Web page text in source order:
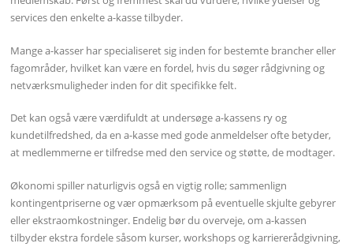
services den enkelte a-kasse tilbyder.
Mange a-kasser har specialiseret sig inden for bestemte brancher eller
fagområder, hvilket kan være en fordel, hvis du søger rådgivning og
netværksmuligheder inden for dit specifikke felt.
Det kan også være værdifuldt at undersøge a-kassens ry og
kundetilfredshed, da en a-kasse med gode anmeldelser ofte betyder,
at medlemmerne er tilfredse med den service og støtte, de modtager.
Økonomi spiller naturligvis også en vigtig rolle; sammenlign
kontingentpriserne og vær opmærksom på eventuelle skjulte gebyrer
eller ekstraomkostninger. Endelig bør du overveje, om a-kassen
tilbyder ekstra fordele såsom kurser, workshops og karriererådgivning,